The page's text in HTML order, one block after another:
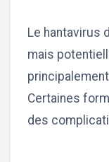
Le hantavirus
mais
Certaines
des